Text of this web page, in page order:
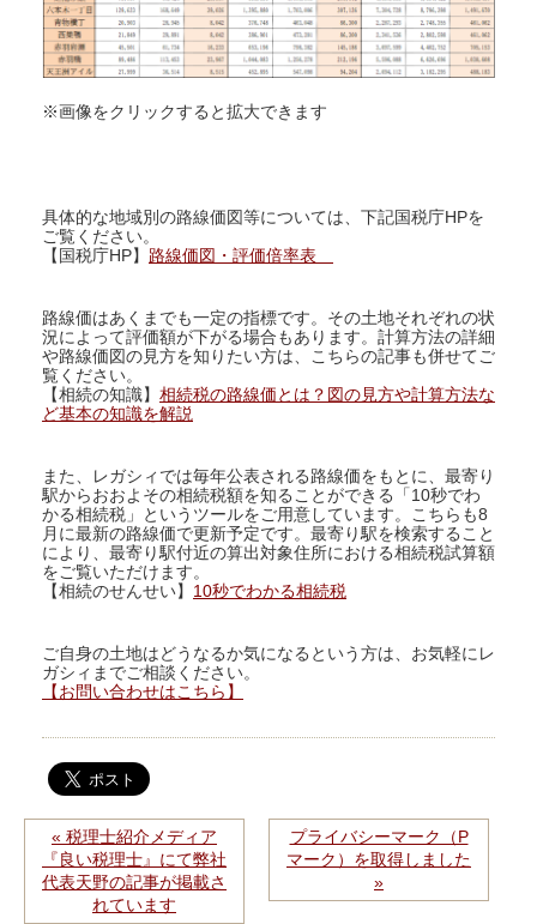
※画像をクリックすると拡大できます
具体的な地域別の路線価図等については、下記国税庁HPを
ご覧ください。
【国税庁HP】 路線価図・評価倍率表
路線価はあくまでも一定の指標です。その土地それぞれの状
況によって評価額が下がる場合もあります。計算方法の詳細
や路線価図の見方を知りたい方は、こちらの記事も併せてご
覧ください。
【相続の知識】 相続税の路線価とは？図の見方や計算方法な
ど基本の知識を解説
また、レガシィでは毎年公表される路線価をもとに、最寄り
駅からおおよその相続税額を知ることができる「10秒でわ
かる相続税」というツールをご用意しています。こちらも8
月に最新の路線価で更新予定です。最寄り駅を検索すること
により、最寄り駅付近の算出対象住所における相続税試算額
をご覧いただけます。
【相続のせんせい】 10秒でわかる相続税
ご自身の土地はどうなるか気になるという方は、お気軽にレ
ガシィまでご相談ください。
【お問い合わせはこちら】
« 税理士紹介メディア
『良い税理士』にて弊社
代表天野の記事が掲載さ
れています
プライバシーマーク（P
マーク）を取得しました
»